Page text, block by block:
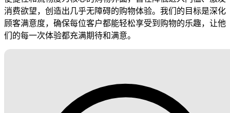
消费欲望，创造出几乎无障碍的购物体验。我们的目标是深化
顾客满意度，确保每位客户都能轻松享受到购物的乐趣，让他
们的每一次体验都充满期待和满意。